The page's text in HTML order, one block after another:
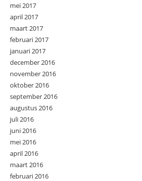
mei 2017
april 2017
maart 2017
februari 2017
januari 2017
december 2016
november 2016
oktober 2016
september 2016
augustus 2016
juli 2016
juni 2016
mei 2016
april 2016
maart 2016
februari 2016